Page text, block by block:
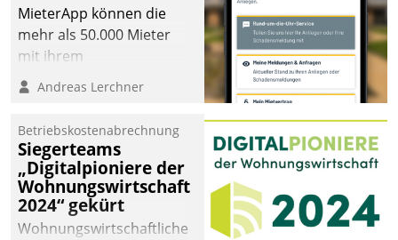
MieterApp können die
mehr als 50.000 Mieter
mit ihrem
Wohnungsunternehmen
kommunizieren, auf dem
einsehen und ändern
oder
Schadensmeldungen
abgeben – rund um die
Uhr.
Andreas Lerchner
Betriebskostenabrechnung
Siegerteams
„Digitalpioniere der
Wohnungswirtschaft
2024“ gekürt
Wohnungswirtschaftliche